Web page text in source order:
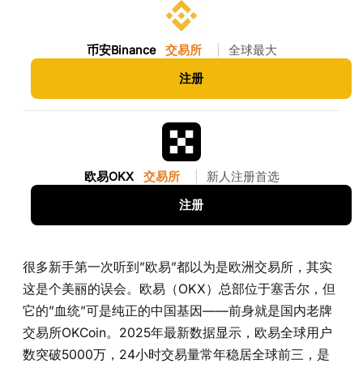
币安Binance 交易所 全球最大
注册
欧易OKX 交易所 新人注册首选
注册
很多新手第一次听到”欧易”都以为是欧洲交易所，其实
这是个美丽的误会。欧易（OKX）总部位于塞舌尔，但
它的”血统”可是纯正的中国基因——前身就是国内老牌
交易所OKCoin。2025年最新数据显示，欧易全球用户
数突破5000万，24小时交易量常年稳居全球前三，是